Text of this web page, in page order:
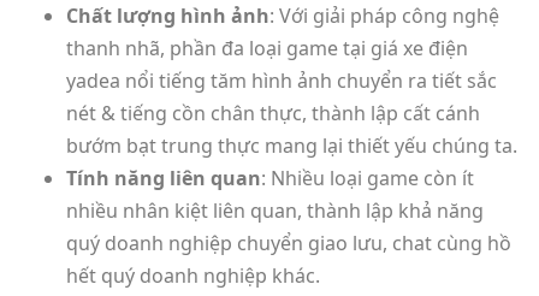
Chất lượng hình ảnh: Với giải pháp công nghệ
thanh nhã, phần đa loại game tại giá xe điện
yadea nổi tiếng tăm hình ảnh chuyển ra tiết sắc
nét & tiếng cồn chân thực, thành lập cất cánh
bướm bạt trung thực mang lại thiết yếu chúng ta.
Tính năng liên quan: Nhiều loại game còn ít
nhiều nhân kiệt liên quan, thành lập khả năng
quý doanh nghiệp chuyển giao lưu, chat cùng hồ
hết quý doanh nghiệp khác.